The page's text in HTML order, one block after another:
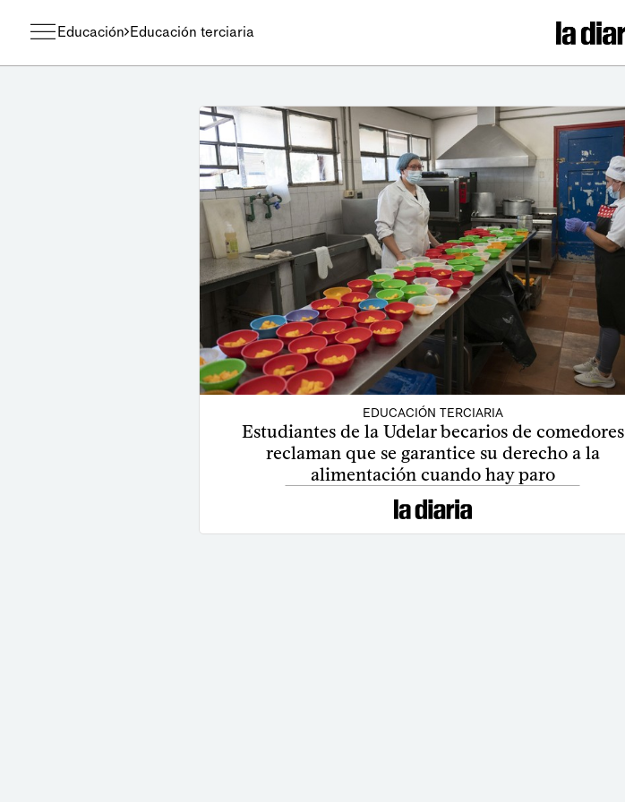
Educación Educación terciaria
EDUCACIÓN TERCIARIA
Estudiantes de la Udelar becarios de comedores
reclaman que se garantice su derecho a la
alimentación cuando hay paro